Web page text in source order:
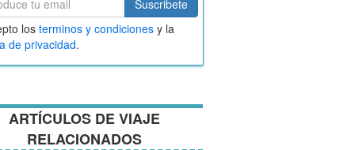
Suscribete
los terminos y condiciones y la
de privacidad.
ARTÍCULOS DE VIAJE
RELACIONADOS